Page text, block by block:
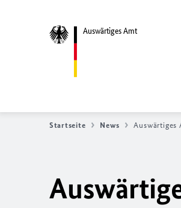
Auswärtiges Amt
Startseite News Auswärtiges